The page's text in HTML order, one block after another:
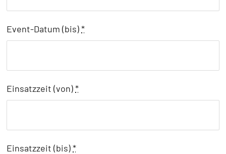
Event-Datum (bis)*
Einsatzzeit (von)*
Einsatzzeit (bis)*